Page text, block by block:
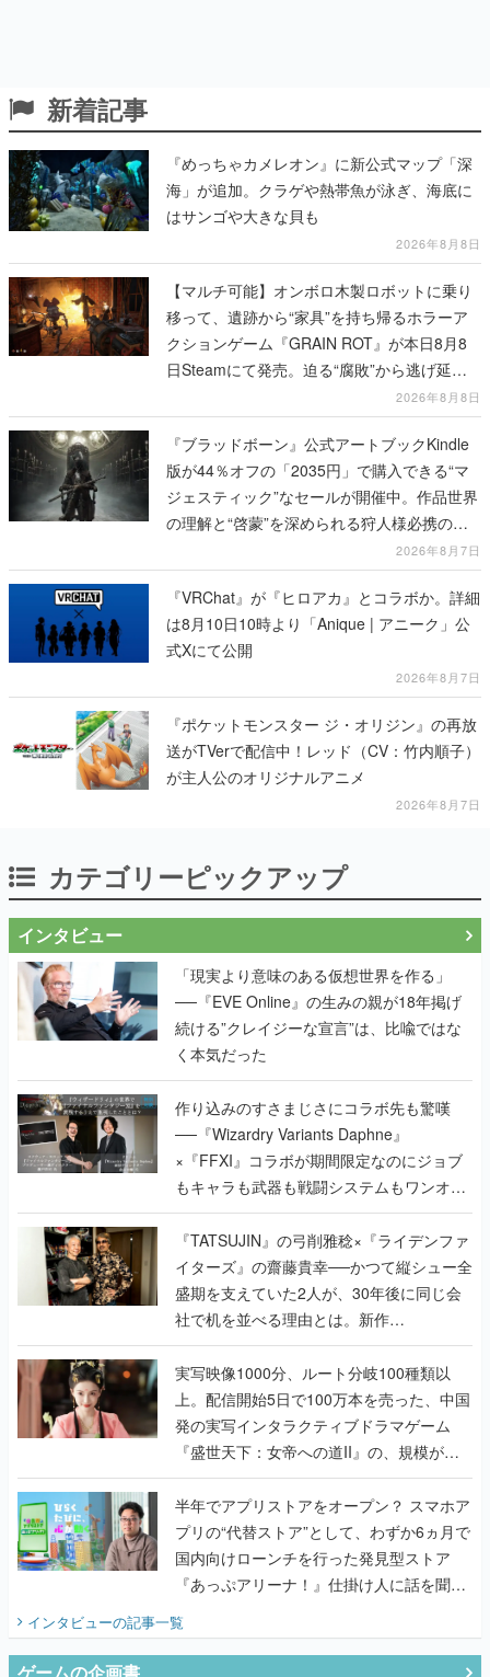
新着記事
『めっちゃカメレオン』に新公式マップ「深
海」が追加。クラゲや熱帯魚が泳ぎ、海底に
はサンゴや大きな貝も
2026年8月8日
【マルチ可能】オンボロ木製ロボットに乗り
移って、遺跡から“家具”を持ち帰るホラーア
クションゲーム『GRAIN ROT』が本日8月8
日Steamにて発売。迫る“腐敗”から逃げ延
2026年8月8日
『ブラッドボーン』公式アートブックKindle
版が44％オフの「2035円」で購入できる“マ
ジェスティック”なセールが開催中。作品世界
の理解と“啓蒙”を深められる狩人様必携の一
2026年8月7日
『VRChat』が『ヒロアカ』とコラボか。詳細
は8月10日10時より「Anique | アニーク」公
式Xにて公開
2026年8月7日
『ポケットモンスター ジ・オリジン』の再放
送がTVerで配信中！レッド（CV：竹内順子）
が主人公のオリジナルアニメ
2026年8月7日
カテゴリーピックアップ
インタビュー
「現実より意味のある仮想世界を作る」
──『EVE Online』の生みの親が18年掲げ
続ける”クレイジーな宣言”は、比喩ではな
く本気だった
作り込みのすさまじさにコラボ先も驚嘆
──『Wizardry Variants Daphne』
×『FFXI』コラボが期間限定なのにジョブ
もキャラも武器も戦闘システムもワンオフ
で作り込まれた理由を両ディレクターに聞
く
『TATSUJIN』の弓削雅稔×『ライデンファ
イターズ』の齋藤貴幸──かつて縦シュー全
盛期を支えていた2人が、30年後に同じ会
社で机を並べる理由とは。新作
『TATSUJIN EXTREME』で初タッグを組
んだレジェンド2人に訊く開発秘話
実写映像1000分、ルート分岐100種類以
上。配信開始5日で100万本を売った、中国
発の実写インタラクティブドラマゲーム
『盛世天下：女帝への道II』の、規模が違
うこだわりをプロデューサーに聞いた
半年でアプリストアをオープン？ スマホア
プリの“代替ストア”として、わずか6ヵ月で
国内向けローンチを行った発見型ストア
『あっぷアリーナ！』仕掛け人に話を聞い
てみた
インタビューの記事一覧